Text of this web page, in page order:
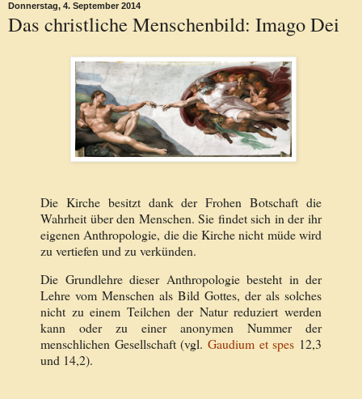
Donnerstag, 4. September 2014
Das christliche Menschenbild: Imago Dei
Die Kirche besitzt dank der Frohen Botschaft die
Wahrheit über den Menschen. Sie findet sich in der ihr
eigenen Anthropologie, die die Kirche nicht müde wird
zu vertiefen und zu verkünden.
Die Grundlehre dieser Anthropologie besteht in der
Lehre vom Menschen als Bild Gottes, der als solches
nicht zu einem Teilchen der Natur reduziert werden
kann oder zu einer anonymen Nummer der
menschlichen Gesellschaft (vgl. Gaudium et spes 12,3
und 14,2).